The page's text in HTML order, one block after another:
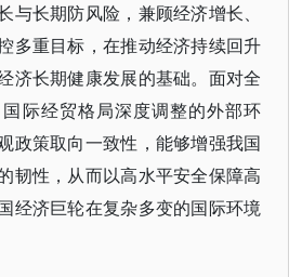
与长期防风险，兼顾经济增长、
多重目标，在推动经济持续回升
济长期健康发展的基础。面对全
际经贸格局深度调整的外部环
政策取向一致性，能够增强我国
韧性，从而以高水平安全保障高
经济巨轮在复杂多变的国际环境